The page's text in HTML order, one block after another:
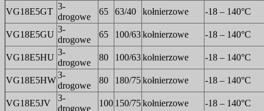
VG18E5GT
3-
drogowe
65 63/40 kołnierzowe -18 – 140°C
VG18E5GU
3-
drogowe
65 100/63kołnierzowe -18 – 140°C
VG18E5HU
3-
drogowe
80 100/63kołnierzowe -18 – 140°C
VG18E5HW
3-
drogowe
80 180/75kołnierzowe -18 – 140°C
VG18E5JV
3-
drogowe
100 150/75kołnierzowe -18 – 140°C